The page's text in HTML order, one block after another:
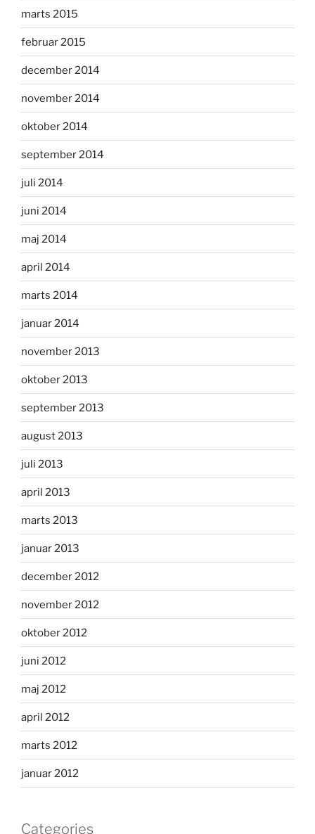
marts 2015
februar 2015
december 2014
november 2014
oktober 2014
september 2014
juli 2014
juni 2014
maj 2014
april 2014
marts 2014
januar 2014
november 2013
oktober 2013
september 2013
august 2013
juli 2013
april 2013
marts 2013
januar 2013
december 2012
november 2012
oktober 2012
juni 2012
maj 2012
april 2012
marts 2012
januar 2012
Categories